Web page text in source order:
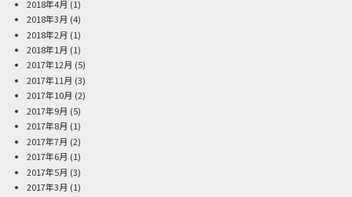
2018年4月 (1)
2018年3月 (4)
2018年2月 (1)
2018年1月 (1)
2017年12月 (5)
2017年11月 (3)
2017年10月 (2)
2017年9月 (5)
2017年8月 (1)
2017年7月 (2)
2017年6月 (1)
2017年5月 (3)
2017年3月 (1)